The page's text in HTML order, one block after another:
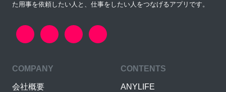
た用事を依頼したい人と、仕事をしたい人をつなげるアプリです。
COMPANY
会社概要
CONTENTS
ANYLIFE